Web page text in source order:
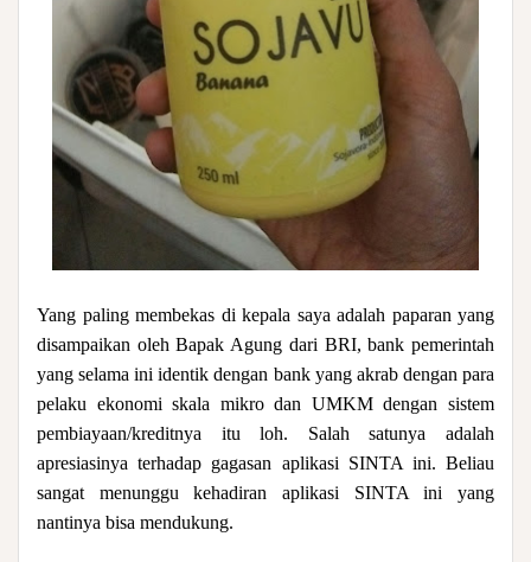
Yang paling membekas di kepala saya adalah paparan yang
disampaikan oleh Bapak Agung dari BRI, bank pemerintah
yang selama ini identik dengan bank yang akrab dengan para
pelaku ekonomi skala mikro dan UMKM dengan sistem
pembiayaan/kreditnya itu loh. Salah satunya adalah
apresiasinya terhadap gagasan aplikasi SINTA ini. Beliau
sangat menunggu kehadiran aplikasi SINTA ini yang
nantinya bisa mendukung.